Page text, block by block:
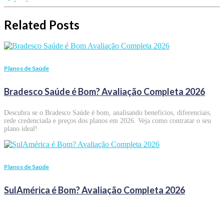
Related Posts
Planos de Saúde
Bradesco Saúde é Bom? Avaliação Completa 2026
Descubra se o Bradesco Saúde é bom, analisando benefícios, diferenciais,
rede credenciada e preços dos planos em 2026. Veja como contratar o seu
plano ideal!
Planos de Saúde
SulAmérica é Bom? Avaliação Completa 2026